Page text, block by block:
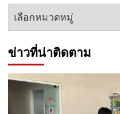
หัวข้อ
ข่าวที่น่าติดตาม